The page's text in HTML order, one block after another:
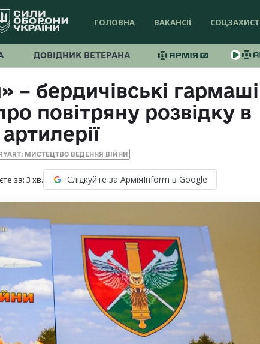
ГОЛОВНА ВАКАНСІЇ СОЦЗАХИСТ
ДОВІДНИК ВЕТЕРАНА
– бердичівські гармаші
повітряну розвідку в
артилерії
МИСТЕЦТВО ВЕДЕННЯ ВІЙНИ
за: 3 хв. Слідкуйте за АрміяInform в Google